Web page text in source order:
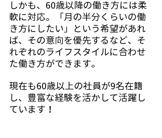
しかも、60歳以降の働き方には柔
軟に対応。「月の半分くらいの働
き方にしたい」という希望があれ
ば、その意向を優先するなど、そ
れぞれのライフスタイルに合わせ
た働き方ができます。
現在も60歳以上の社員が9名在籍
し、豊富な経験を活かして活躍し
ています！